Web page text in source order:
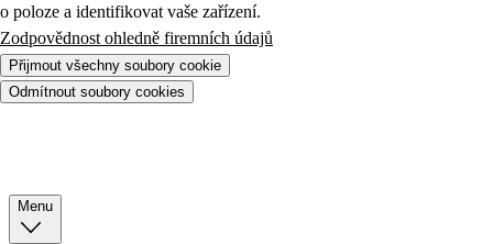
o poloze a identifikovat vaše zařízení.
Zodpovědnost ohledně firemních údajů
Přijmout všechny soubory cookie
Odmítnout soubory cookies
Menu